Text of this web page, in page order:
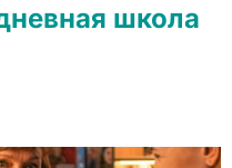
школа